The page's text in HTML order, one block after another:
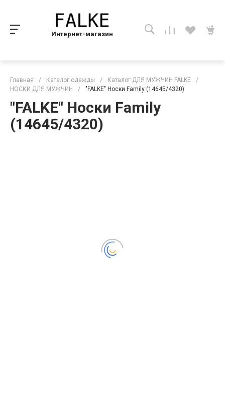
Интернет-магазин
Главная / Каталог одежды / Каталог ДЛЯ МУЖЧИН FALKE
/
НОСКИ ДЛЯ МУЖЧИН
/ "FALKE" Носки Family (14645/4320)
"FALKE" Носки Family
(14645/4320)